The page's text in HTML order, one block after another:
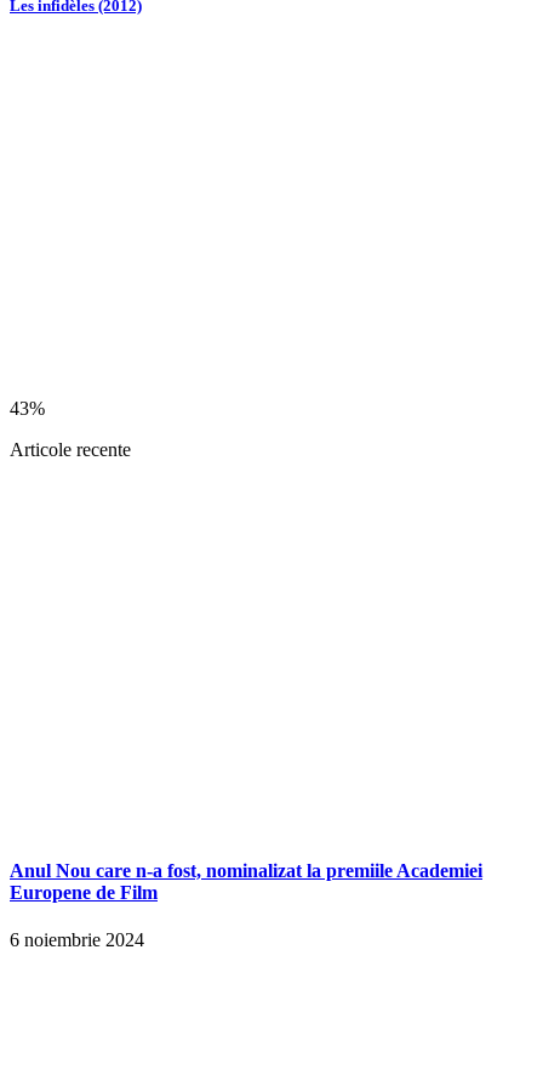
Les infidèles (2012)
43%
Articole recente
Anul Nou care n-a fost, nominalizat la premiile Academiei
Europene de Film
6 noiembrie 2024